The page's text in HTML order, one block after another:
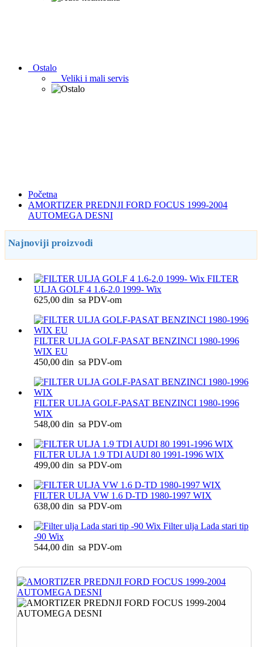
Ostalo
Veliki i mali servis
Početna
AMORTIZER PREDNJI FORD FOCUS 1999-2004
AUTOMEGA DESNI
Najnoviji proizvodi
FILTER
ULJA GOLF 4 1.6-2.0 1999- Wix
625,00 din sa PDV-om
FILTER ULJA GOLF-PASAT BENZINCI 1980-1996
WIX EU
450,00 din sa PDV-om
FILTER ULJA GOLF-PASAT BENZINCI 1980-1996
WIX
548,00 din sa PDV-om
FILTER ULJA 1.9 TDI AUDI 80 1991-1996 WIX
499,00 din sa PDV-om
FILTER ULJA VW 1.6 D-TD 1980-1997 WIX
638,00 din sa PDV-om
Filter ulja Lada stari tip
-90 Wix
544,00 din sa PDV-om